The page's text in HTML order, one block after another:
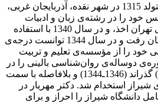
دکتر امیر هوشنگ مهریار متولد 1315 در شهر نقده، آذربایجان غربی،
لیسانس خود را در رشته‌ی زبان و ادبیات
فارسی از دانش‌سرای عالی تهران اخذ، و در سال 1340 با استفاده
از بورس تحصیلی به انگلستان رفت و در سال 1344 توانست درجه‌ی
خود را از مؤسسه‌ی تعلیم و تربیت
دو‌ساله‌ی روان‌شناسی بالینی را در
دانشگاه ادینبورگ (اسکاتلند) گذراند (1346ـ1344) و بلافاصله با سمت
شیراز استخدام شد. دکتر مهریار در
کامل دانشگاه شیراز را احراز و برای